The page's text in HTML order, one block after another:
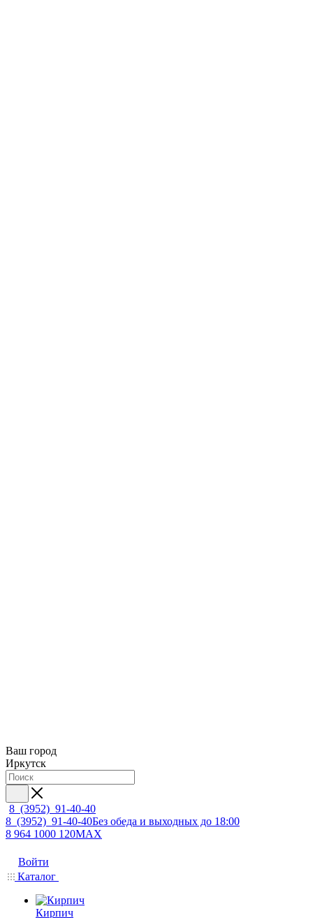
Ваш город
Иркутск
8 (3952) 91-40-40
8 (3952) 91-40-40Без обеда и выходных до 18:00
8 964 1000 120MAX
Войти
Каталог
Кирпич